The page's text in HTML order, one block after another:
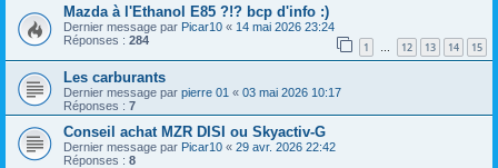
Mazda à l'Ethanol E85 ?!? bcp d'info :)
Dernier message par Picar10 « 14 mai 2026 23:24
Réponses : 284 1 … 12 13 14 15
Les carburants
Dernier message par pierre 01 « 03 mai 2026 10:17
Réponses : 7
Conseil achat MZR DISI ou Skyactiv-G
Dernier message par Picar10 « 29 avr. 2026 22:42
Réponses : 8